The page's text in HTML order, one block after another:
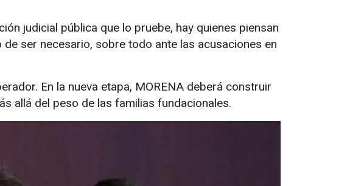
judicial pública que lo pruebe, hay quienes piensan
ser necesario, sobre todo ante las acusaciones en
En la nueva etapa, MORENA deberá construir
allá del peso de las familias fundacionales.